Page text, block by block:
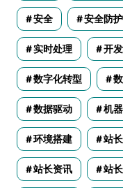
安全 安全防护
实时处理 开
数字化转型
数据驱动 机
环境搭建 站长
站长资讯 站